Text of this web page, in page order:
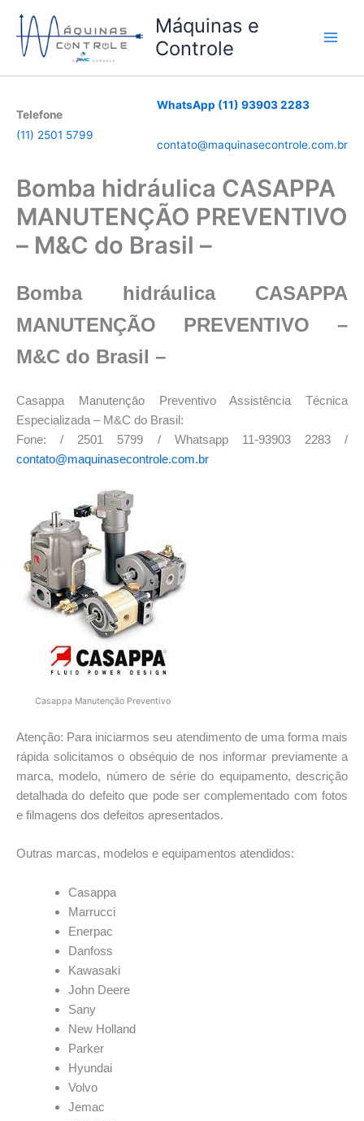
para
Máquinas e
Controle
Telefone
(11) 2501 5799
WhatsApp (11) 93903 2283
contato@maquinasecontrole.com.br
Bomba hidráulica CASAPPA
MANUTENÇÃO PREVENTIVO
– M&C do Brasil –
Bomba hidráulica CASAPPA
MANUTENÇÃO PREVENTIVO –
M&C do Brasil –
Casappa Manutençāo Preventivo Assistência Técnica
Especializada – M&C do Brasil:
Fone: / 2501 5799 / Whatsapp 11-93903 2283 /
contato@maquinasecontrole.com.br
Casappa Manutençāo Preventivo
Atenção: Para iniciarmos seu atendimento de uma forma mais
rápida solicitamos o obséquio de nos informar previamente a
marca, modelo, número de série do equipamento, descrição
detalhada do defeito que pode ser complementado com fotos
e filmagens dos defeitos apresentados.
Outras marcas, modelos e equipamentos atendidos:
Casappa
Marrucci
Enerpac
Danfoss
Kawasaki
John Deere
Sany
New Holland
Parker
Hyundai
Volvo
Jemac